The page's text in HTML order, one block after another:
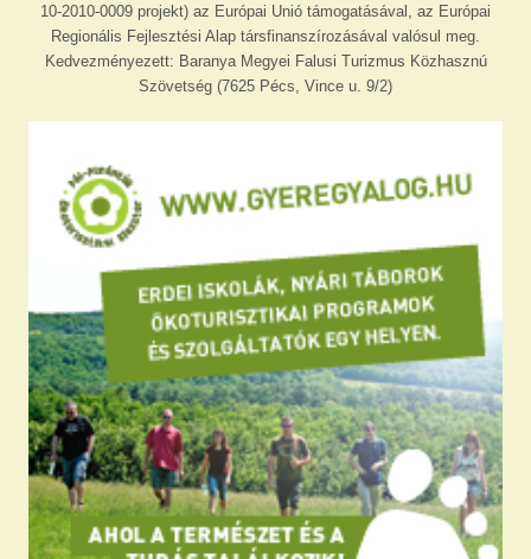
10-2010-0009 projekt) az Európai Unió támogatásával, az Európai
Regionális Fejlesztési Alap társfinanszírozásával valósul meg.
Kedvezményezett: Baranya Megyei Falusi Turizmus Közhasznú
Szövetség (7625 Pécs, Vince u. 9/2)